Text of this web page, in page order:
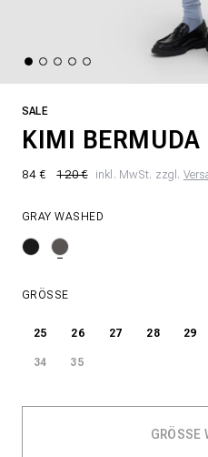
SALE
KIMI BERMUDA
84 € 120 € inkl. MwSt. zzgl.
GRAY WASHED
GRÖSSE
25 26 27 28 29
34 35